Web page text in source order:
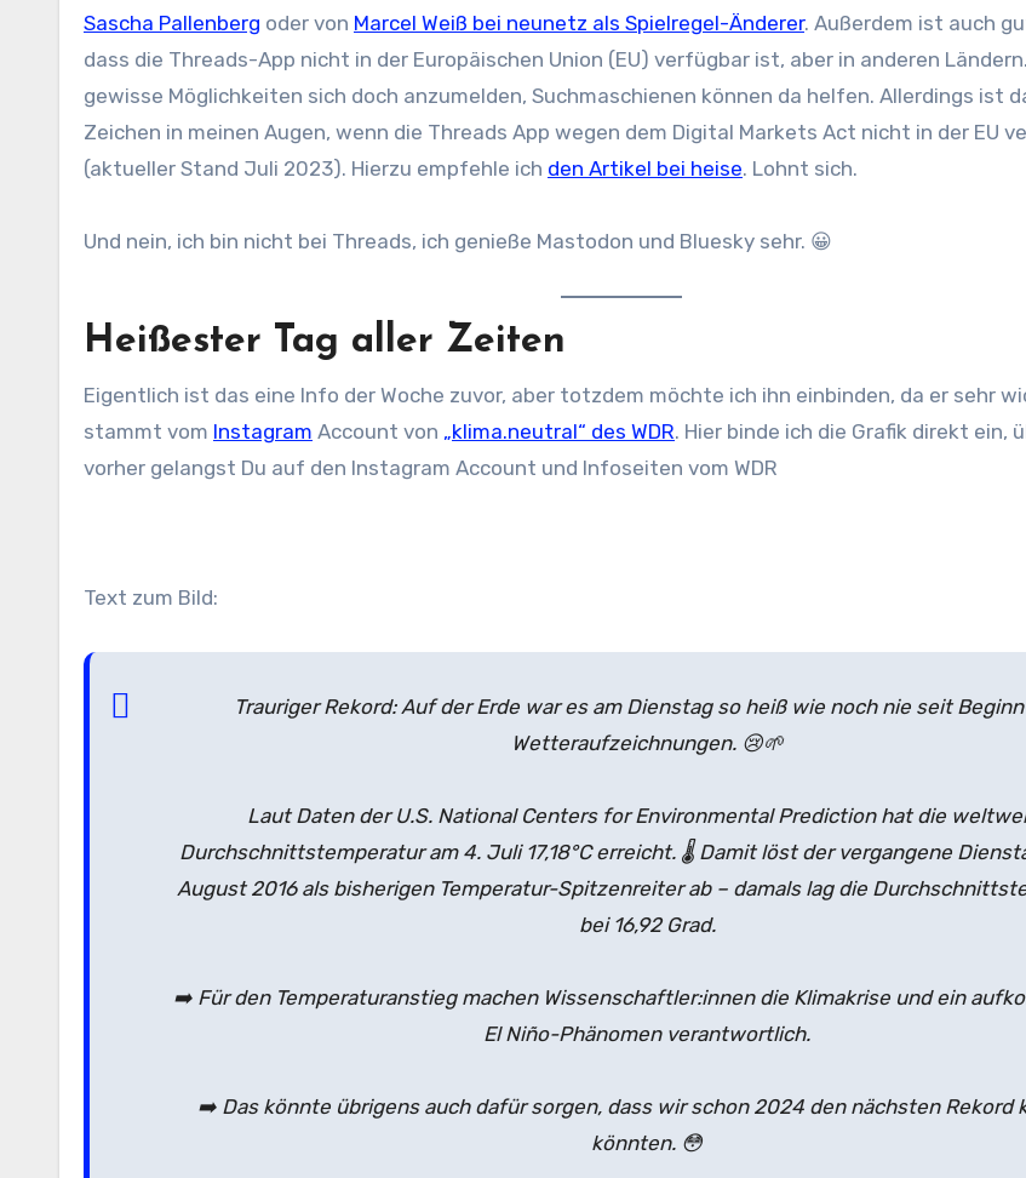
Sascha Pallenberg oder von Marcel Weiß bei neunetz als Spielregel-Änderer. Außerdem ist auch
dass die Threads-App nicht in der Europäischen Union (EU) verfügbar ist, aber in anderen
gewisse Möglichkeiten sich doch anzumelden, Suchmaschienen können da helfen. Allerdings ist
Zeichen in meinen Augen, wenn die Threads App wegen dem Digital Markets Act nicht in der EU
(aktueller Stand Juli 2023). Hierzu empfehle ich den Artikel bei heise. Lohnt sich.
Und nein, ich bin nicht bei Threads, ich genieße Mastodon und Bluesky sehr. 😀
Heißester Tag aller Zeiten
Eigentlich ist das eine Info der Woche zuvor, aber totzdem möchte ich ihn einbinden, da er sehr
stammt vom Instagram Account von „klima.neutral“ des WDR. Hier binde ich die Grafik direkt ein,
vorher gelangst Du auf den Instagram Account und Infoseiten vom WDR
Text zum Bild:
Trauriger Rekord: Auf der Erde war es am Dienstag so heiß wie noch nie seit
Wetteraufzeichnungen. 😢🌱
Laut Daten der U.S. National Centers for Environmental Prediction hat die
Durchschnittstemperatur am 4. Juli 17,18°C erreicht. 🌡 Damit löst der vergangene
August 2016 als bisherigen Temperatur-Spitzenreiter ab – damals lag die
bei 16,92 Grad.
➡️ Für den Temperaturanstieg machen Wissenschaftler:innen die Klimakrise und ein
El Niño-Phänomen verantwortlich.
➡️ Das könnte übrigens auch dafür sorgen, dass wir schon 2024 den nächsten Rekord
könnten. 😳